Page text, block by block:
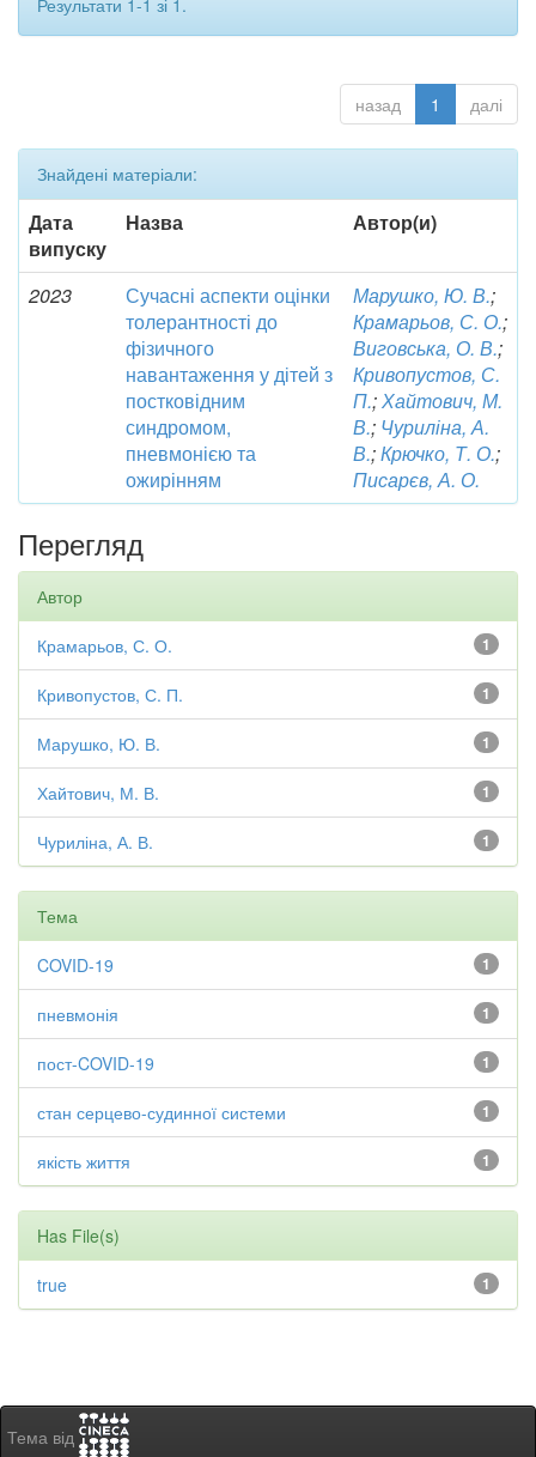
Результати 1-1 зі 1.
назад 1 далі
Знайдені матеріали:
Дата
випуску
Назва Автор(и)
2023
Сучасні аспекти оцінки
толерантності до
фізичного
навантаження у дітей з
постковідним
синдромом,
пневмонією та
ожирінням
Марушко, Ю. В.;
Крамарьов, С. О.;
Виговська, О. В.;
Кривопустов, С.
П.;Хайтович, М.
В.; Чуриліна, А.
В.;Крючко, Т. О.;
Писарєв, А. О.
Перегляд
Автор
1
Крамарьов, С. О.
1
Кривопустов, С. П.
1
Марушко, Ю. В.
1
Хайтович, М. В.
1
Чуриліна, А. В.
Тема
1
COVID-19
1
пневмонія
1
пост-COVID-19
1
стан серцево-судинної системи
1
якість життя
Has File(s)
1
true
Тема від